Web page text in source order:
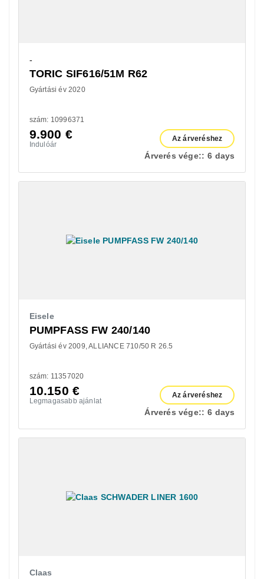
-
TORIC SIF616/51M R62
Gyártási év 2020
szám: 10996371
9.900 €
Indulóár
Az árveréshez
Árverés vége:: 6 days
Eisele
PUMPFASS FW 240/140
Gyártási év 2009 ALLIANCE 710/50 R 26.5
szám: 11357020
10.150 €
Legmagasabb ajánlat
Az árveréshez
Árverés vége:: 6 days
Claas